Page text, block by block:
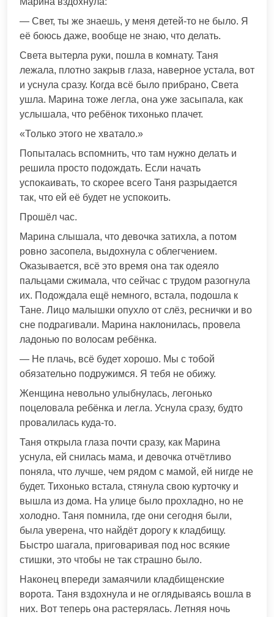
— Свет, ты же знаешь, у меня детей-то не было. Я
её боюсь даже, вообще не знаю, что делать.
Света вытерла руки, пошла в комнату. Таня
лежала, плотно закрыв глаза, наверное устала, вот
и уснула сразу. Когда всё было прибрано, Света
ушла. Марина тоже легла, она уже засыпала, как
услышала, что ребёнок тихонько плачет.
«Только этого не хватало.»
Попыталась вспомнить, что там нужно делать и
решила просто подождать. Если начать
успокаивать, то скорее всего Таня разрыдается
так, что ей её будет не успокоить.
Прошёл час.
Марина слышала, что девочка затихла, а потом
ровно засопела, выдохнула с облегчением.
Оказывается, всё это время она так одеяло
пальцами сжимала, что сейчас с трудом разогнула
их. Подождала ещё немного, встала, подошла к
Тане. Лицо малышки опухло от слёз, реснички и во
сне подрагивали. Марина наклонилась, провела
ладонью по волосам ребёнка.
— Не плачь, всё будет хорошо. Мы с тобой
обязательно подружимся. Я тебя не обижу.
Женщина невольно улыбнулась, легонько
поцеловала ребёнка и легла. Уснула сразу, будто
провалилась куда-то.
Таня открыла глаза почти сразу, как Марина
уснула, ей снилась мама, и девочка отчётливо
поняла, что лучше, чем рядом с мамой, ей нигде не
будет. Тихонько встала, стянула свою курточку и
вышла из дома. На улице было прохладно, но не
холодно. Таня помнила, где они сегодня были,
была уверена, что найдёт дорогу к кладбищу.
Быстро шагала, приговаривая под нос всякие
стишки, это чтобы не так страшно было.
Наконец впереди замаячили кладбищенские
ворота. Таня вздохнула и не оглядываясь вошла в
них. Вот теперь она растерялась. Летняя ночь